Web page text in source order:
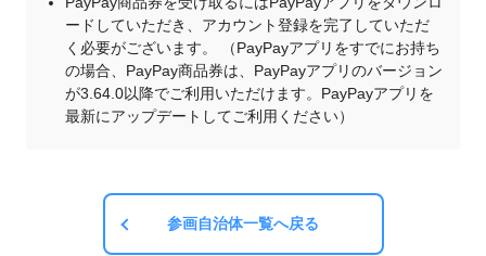
ードしていただき、アカウント登録を完了していただ
く必要がございます。 （PayPayアプリをすでにお持ち
の場合、PayPay商品券は、PayPayアプリのバージョン
が3.64.0以降でご利用いただけます。PayPayアプリを
最新にアップデートしてご利用ください）
参画自治体一覧へ戻る